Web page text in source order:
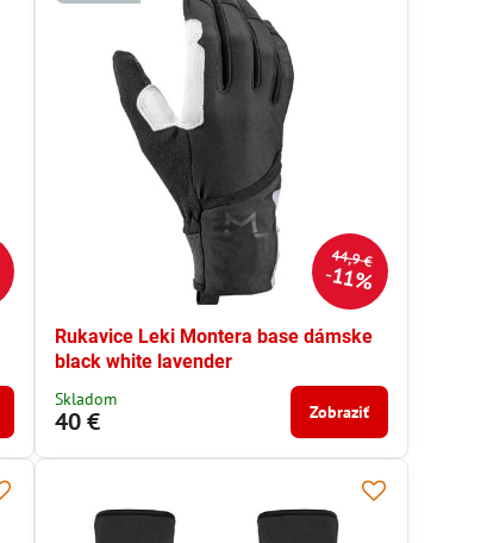
44,9 €
11%
Rukavice Leki Montera base dámske
black white lavender
Skladom
40 € Zobraziť